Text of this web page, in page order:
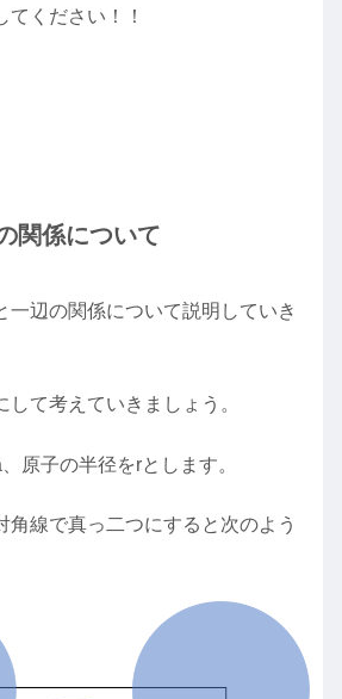
てください！！
関係について
一辺の関係について説明していき
て考えていきましょう。
原子の半径をrとします。
角線で真っ二つにすると次のよう